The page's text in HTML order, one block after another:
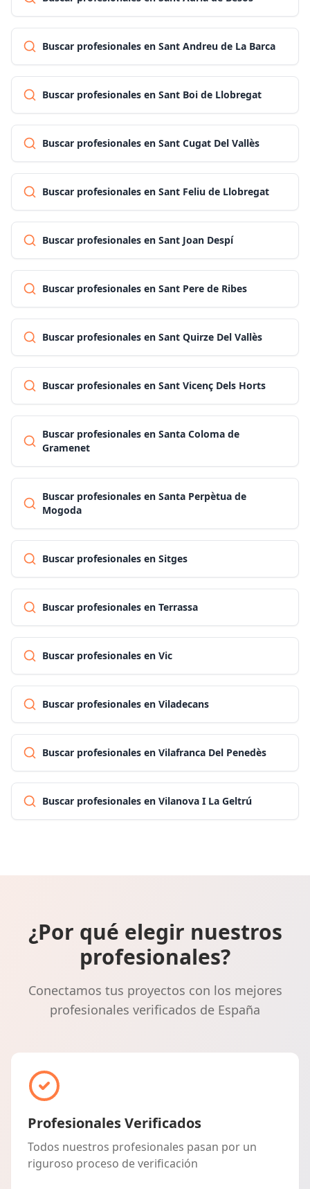
Buscar profesionales en Sant Andreu de La Barca
Buscar profesionales en Sant Boi de Llobregat
Buscar profesionales en Sant Cugat Del Vallès
Buscar profesionales en Sant Feliu de Llobregat
Buscar profesionales en Sant Joan Despí
Buscar profesionales en Sant Pere de Ribes
Buscar profesionales en Sant Quirze Del Vallès
Buscar profesionales en Sant Vicenç Dels Horts
Buscar profesionales en Santa Coloma de
Gramenet
Buscar profesionales en Santa Perpètua de
Mogoda
Buscar profesionales en Sitges
Buscar profesionales en Terrassa
Buscar profesionales en Vic
Buscar profesionales en Viladecans
Buscar profesionales en Vilafranca Del Penedès
Buscar profesionales en Vilanova I La Geltrú
¿Por qué elegir nuestros
profesionales?
Conectamos tus proyectos con los mejores
profesionales verificados de España
Profesionales Verificados
Todos nuestros profesionales pasan por un
riguroso proceso de verificación